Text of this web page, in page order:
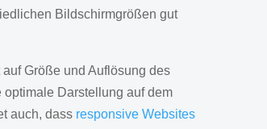
Bildschirmgrößen gut
auf Größe und Auflösung des
Darstellung auf dem
auch, dass responsive Websites